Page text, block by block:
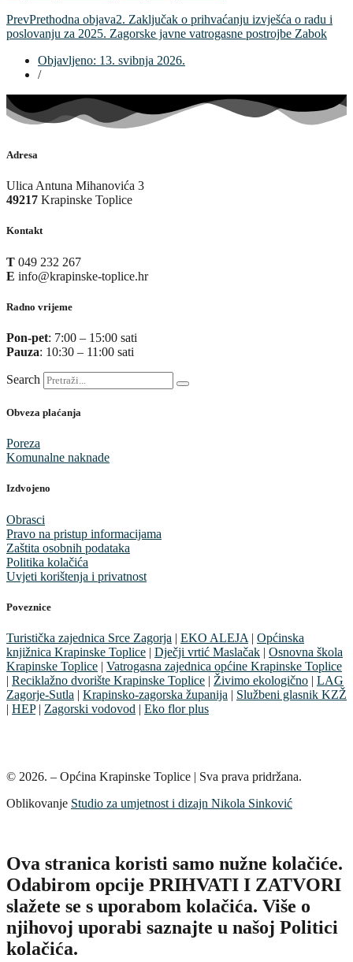
PrevPrethodna objava2. Zaključak o prihvaćanju izvješća o radu i
poslovanju za 2025. Zagorske javne vatrogasne postrojbe Zabok
Objavljeno: 13. svibnja 2026.
/
Adresa
Ulica Antuna Mihanovića 3
49217 Krapinske Toplice
Kontakt
T 049 232 267
E info@krapinske-toplice.hr
Radno vrijeme
Pon-pet: 7:00 – 15:00 sati
Pauza: 10:30 – 11:00 sati
Search
Obveza plaćanja
Poreza
Komunalne naknade
Izdvojeno
Obrasci
Pravo na pristup informacijama
Zaštita osobnih podataka
Politika kolačića
Uvjeti korištenja i privatnost
Poveznice
Turistička zajednica Srce Zagorja | EKO ALEJA | Općinska
knjižnica Krapinske Toplice | Dječji vrtić Maslačak | Osnovna škola
Krapinske Toplice | Vatrogasna zajednica općine Krapinske Toplice
| Reciklažno dvorište Krapinske Toplice | Živimo ekologično | LAG
Zagorje-Sutla | Krapinsko-zagorska županija | Službeni glasnik KZŽ
| HEP| Zagorski vodovod | Eko flor plus
© 2026. – Općina Krapinske Toplice | Sva prava pridržana.
Oblikovanje Studio za umjetnost i dizajn Nikola Sinković
Ova stranica koristi samo nužne kolačiće.
Odabirom opcije PRIHVATI I ZATVORI
slažete se s uporabom kolačića. Više o
njihovoj uporabi saznajte u našoj Politici
kolačića.